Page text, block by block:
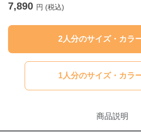
7,890 円 (税込)
2人分のサイズ・カラ
1人分のサイズ・カラ
商品説明